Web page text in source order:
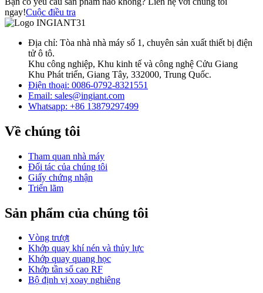
ngay!Cuộc điều tra
Địa chỉ: Tòa nhà nhà máy số 1, chuyên sản xuất thiết bị điện
tử ô tô.
Khu công nghiệp, Khu kinh tế và công nghệ Cửu Giang
Khu Phát triển, Giang Tây, 332000, Trung Quốc.
Điện thoại: 0086-0792-8321551
Email: sales@ingiant.com
Whatsapp: +86 13879297499
Về chúng tôi
Tham quan nhà máy
Đối tác của chúng tôi
Giấy chứng nhận
Triển lãm
Sản phẩm của chúng tôi
Vòng trượt
Khớp quay khí nén và thủy lực
Khớp quay quang học
Khớp tần số cao RF
Bộ định vị xoay nghiêng